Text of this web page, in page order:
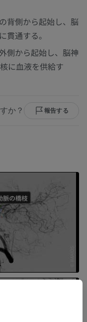
背側から起始し、脳
貫通する。
側から起始し、脳神
に血液を供給す
か？ 報告する